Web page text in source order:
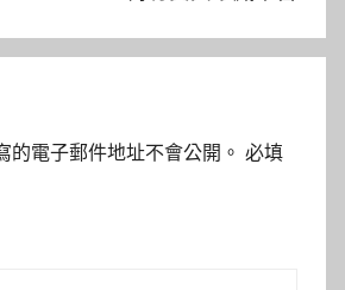
的電子郵件地址不會公開。 必填